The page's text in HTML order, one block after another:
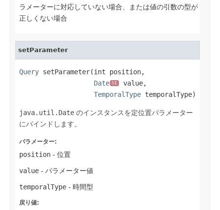
ラメーターに対応していない場合、または値の引数の型が
正しくない場合
setParameter
Query setParameter(int position,
Date SE
value,
TemporalType temporalType)
java.util.Date のインスタンスを定位置パラメーター
にバインドします。
パラメーター:
position - 位置
value - パラメーター値
temporalType - 時間型
戻り値: